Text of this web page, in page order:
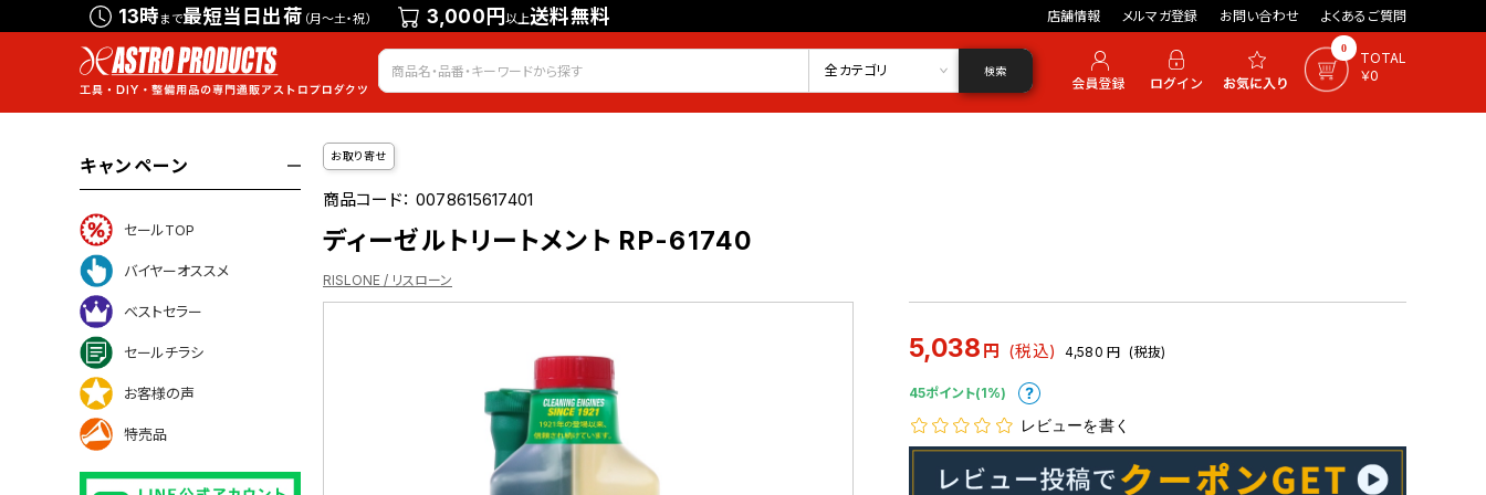
13時まで最短当日出荷 （月～土・祝） 3,000円以上送料無料 店舗情報 メルマガ登録 お問い合わせ よくあるご質問
会員登録 ログイン お気に入り 0
TOTAL
￥0
全カテゴリ 検索
キャンペーン
セールTOP
バイヤーオススメ
ベストセラー
セールチラシ
お客様の声
特売品
お取り寄せ
商品コード：0078615617401
ディーゼルトリートメント RP-61740
RISLONE / リスローン
5,038 円 (税込) 4,580 円 (税抜)
45ポイント(1%)
レビューを書く